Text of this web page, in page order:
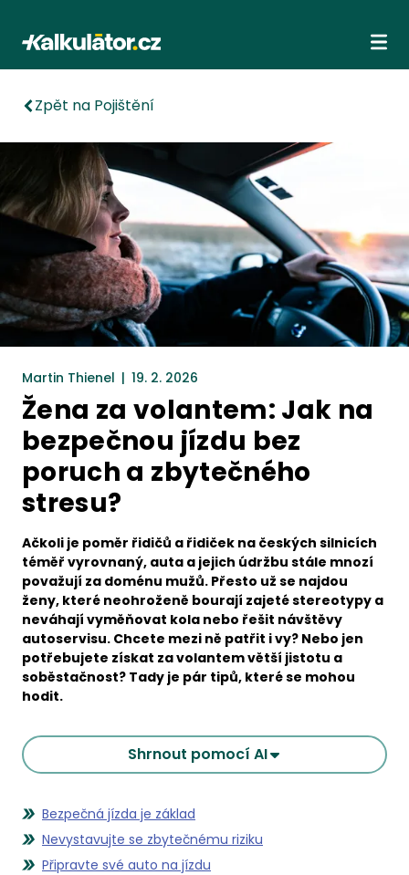
Kalkulátor.cz
Zpět na Pojištění
Martin Thienel | 19. 2. 2026
Žena za volantem: Jak na
bezpečnou jízdu bez
poruch a zbytečného
stresu?
Ačkoli je poměr řidičů a řidiček na českých silnicích
téměř vyrovnaný, auta a jejich údržbu stále mnozí
považují za doménu mužů. Přesto už se najdou
ženy, které neohroženě bourají zajeté stereotypy a
neváhají vyměňovat kola nebo řešit návštěvy
autoservisu. Chcete mezi ně patřit i vy? Nebo jen
potřebujete získat za volantem větší jistotu a
soběstačnost? Tady je pár tipů, které se mohou
hodit.
Shrnout pomocí AI
Bezpečná jízda je základ
Nevystavujte se zbytečnému riziku
Připravte své auto na jízdu